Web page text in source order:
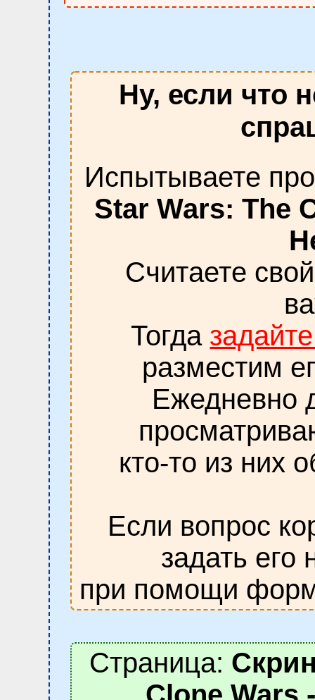
Ну, если что
Испытываете
Star Wars: The
Считаете
Тогда
разместим
Ежедневно
кто-то из них
Если вопрос
задать его
при помощи
Страница: